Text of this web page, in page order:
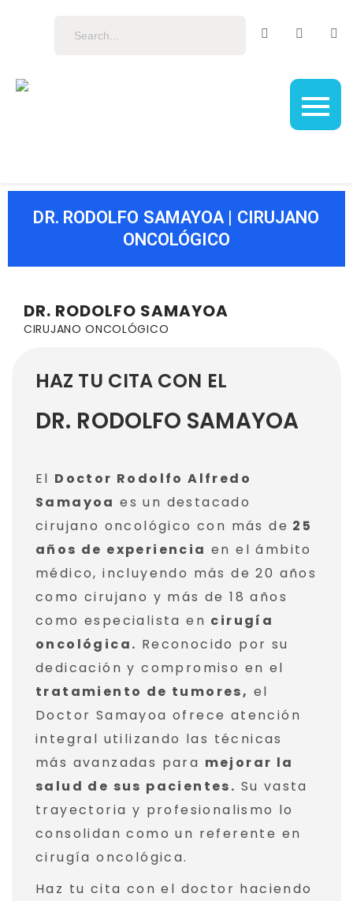
Guatemala
DR. RODOLFO SAMAYOA | CIRUJANO
ONCOLÓGICO
DR. RODOLFO SAMAYOA
CIRUJANO ONCOLÓGICO
HAZ TU CITA CON EL
DR. RODOLFO SAMAYOA
El Doctor Rodolfo Alfredo
Samayoa es un destacado
cirujano oncológico con más de 25
años de experiencia en el ámbito
médico, incluyendo más de 20 años
como cirujano y más de 18 años
como especialista en cirugía
oncológica. Reconocido por su
dedicación y compromiso en el
tratamiento de tumores, el
Doctor Samayoa ofrece atención
integral utilizando las técnicas
más avanzadas para mejorar la
salud de sus pacientes. Su vasta
trayectoria y profesionalismo lo
consolidan como un referente en
cirugía oncológica.
Haz tu cita con el doctor haciendo